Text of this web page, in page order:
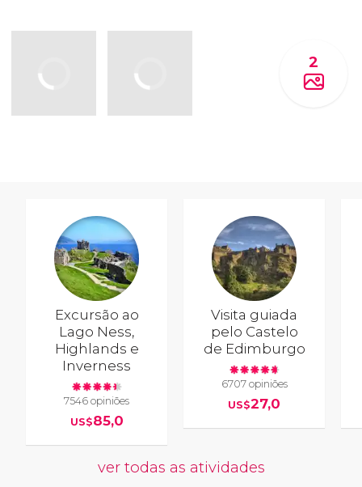
2
Excursão ao
Lago Ness,
Highlands e
Inverness
7546 opiniões
US$85,0
Visita guiada
pelo Castelo
de Edimburgo
6707 opiniões
US$27,0
ver todas as atividades